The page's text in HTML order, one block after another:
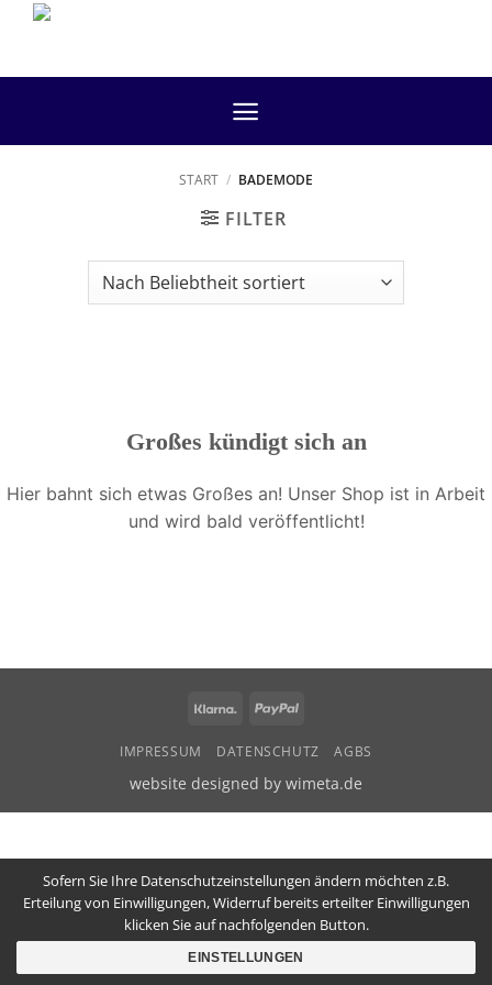
Zum
START / BADEMODE
FILTER
Großes kündigt sich an
Hier bahnt sich etwas Großes an! Unser Shop ist in Arbeit
und wird bald veröffentlicht!
Klarna PayPal
IMPRESSUM DATENSCHUTZ AGBS
website designed by wimeta.de
Sofern Sie Ihre Datenschutzeinstellungen ändern möchten z.B.
Erteilung von Einwilligungen, Widerruf bereits erteilter Einwilligungen
klicken Sie auf nachfolgenden Button.
EINSTELLUNGEN